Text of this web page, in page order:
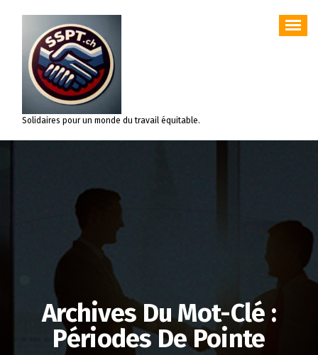
contenu
Solidaires pour un monde du travail équitable.
Archives Du Mot-Clé :
Périodes De Pointe